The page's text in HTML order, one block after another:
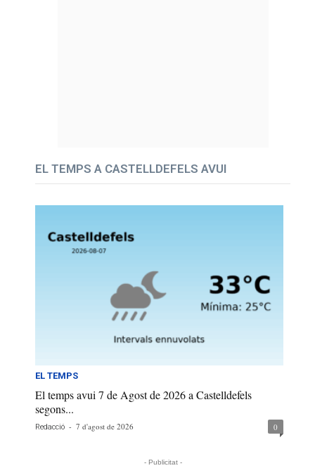
EL TEMPS A CASTELLDEFELS AVUI
EL TEMPS
El temps avui 7 de Agost de 2026 a Castelldefels
segons...
Redacció - 7 d'agost de 2026 0
- Publicitat -